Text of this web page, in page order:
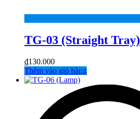
TG-03 (Straight Tray)
₫130.000
Thêm vào giỏ hàng